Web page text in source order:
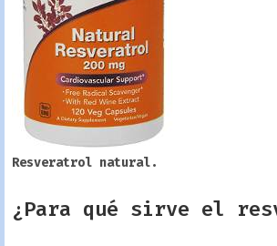
Resveratrol natural.
¿Para qué sirve el